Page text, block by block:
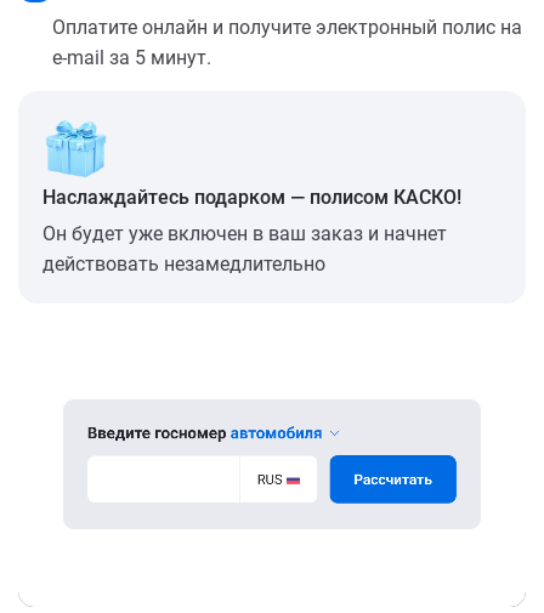
Оплатите онлайн и получите электронный полис на
e-mail за 5 минут.
Наслаждайтесь подарком — полисом КАСКО!
Он будет уже включен в ваш заказ и начнет
действовать незамедлительно